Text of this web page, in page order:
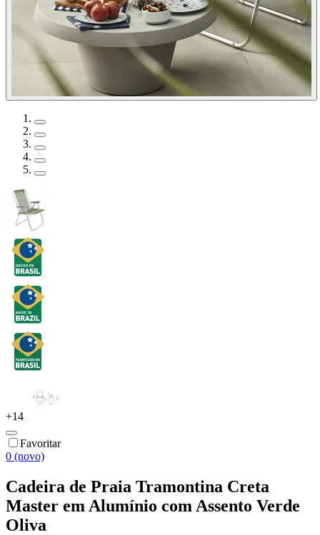
+14
Favoritar
0 (novo)
Cadeira de Praia Tramontina Creta
Master em Alumínio com Assento Verde
Oliva